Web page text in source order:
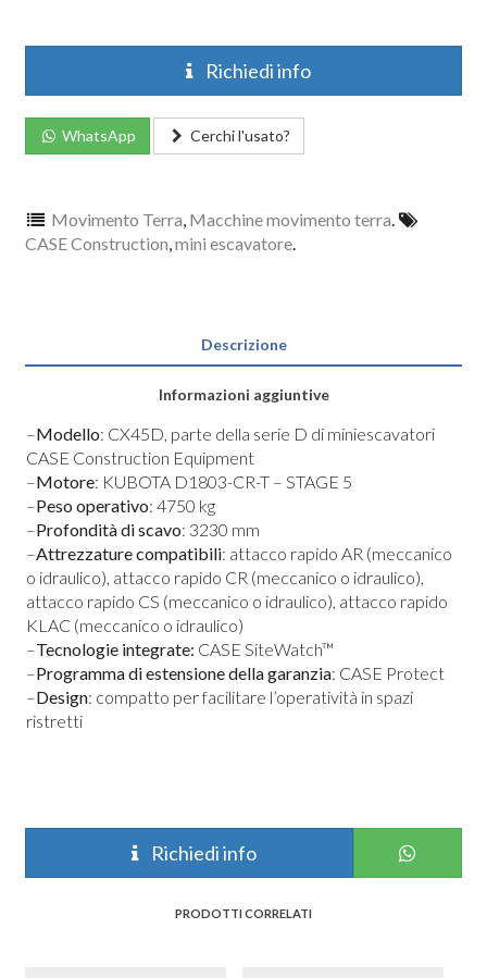
Richiedi info
WhatsApp Cerchi l'usato?
Movimento Terra, Macchine movimento terra.
CASE Construction,mini escavatore.
Descrizione
Informazioni aggiuntive
–Modello: CX45D, parte della serie D di miniescavatori
CASE Construction Equipment
–Motore: KUBOTA D1803-CR-T – STAGE 5
–Peso operativo: 4750 kg
–Profondità di scavo: 3230 mm
–Attrezzature compatibili: attacco rapido AR (meccanico
o idraulico), attacco rapido CR (meccanico o idraulico),
attacco rapido CS (meccanico o idraulico), attacco rapido
KLAC (meccanico o idraulico)
–Tecnologie integrate: CASE SiteWatch™
–Programma di estensione della garanzia: CASE Protect
–Design: compatto per facilitare l’operatività in spazi
ristretti
Richiedi info
PRODOTTI CORRELATI